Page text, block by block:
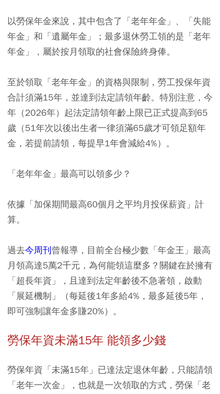
以勞保年金來說，其中包含了「老年年金」、「失能
年金」和「遺屬年金」；最多退休勞工領的是「老年
年金」，屬於按月領取的社會保險終身俸。
至於領取「老年年金」的資格與限制，勞工投保年資
合計須滿15年，並達到法定請領年齡。特別注意，今
年（2026年）起法定請領年齡上限已正式提高到65
歲（51年次以後出生者一律須滿65歲才可領足額年
金，若提前請領，每提早1年會減給4%）。
「老年年金」最高可以領多少？
依據「加保期間最高60個月之平均月投保薪資」計
算。
過去今周刊曾報導，目前全台極少數「年金王」最高
月領高達5萬2千元，為何能領這麼多？關鍵在於擁有
「超長年資」，且達到法定年齡後不急著領，啟動
「展延機制」（每延後1年多給4%，最多延後5年，
即可強制讓年金多賺20%）。
勞保年資未滿15年 能領多少錢
勞保年資「未滿15年」已達法定退休年齡，只能請領
「老年一次金」，也就是一次領取的方式，勞保「老